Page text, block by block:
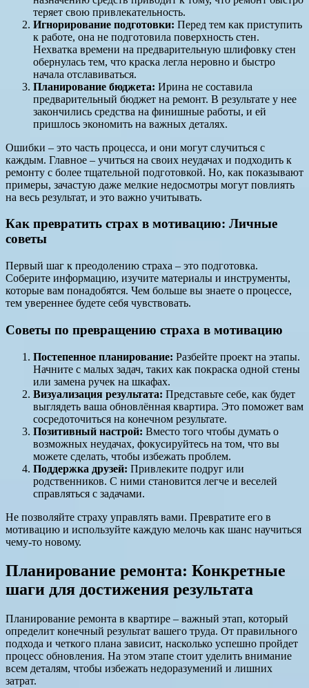
теряет свою привлекательность.
Игнорирование подготовки: Перед тем как приступить
к работе, она не подготовила поверхность стен.
Нехватка времени на предварительную шлифовку стен
обернулась тем, что краска легла неровно и быстро
начала отславиваться.
Планирование бюджета: Ирина не составила
предварительный бюджет на ремонт. В результате у нее
закончились средства на финишные работы, и ей
пришлось экономить на важных деталях.
Ошибки – это часть процесса, и они могут случиться с
каждым. Главное – учиться на своих неудачах и подходить к
ремонту с более тщательной подготовкой. Но, как показывают
примеры, зачастую даже мелкие недосмотры могут повлиять
на весь результат, и это важно учитывать.
Как превратить страх в мотивацию: Личные
советы
Первый шаг к преодолению страха – это подготовка.
Соберите информацию, изучите материалы и инструменты,
которые вам понадобятся. Чем больше вы знаете о процессе,
тем увереннее будете себя чувствовать.
Советы по превращению страха в мотивацию
Постепенное планирование: Разбейте проект на этапы.
Начните с малых задач, таких как покраска одной стены
или замена ручек на шкафах.
Визуализация результата: Представьте себе, как будет
выглядеть ваша обновлённая квартира. Это поможет вам
сосредоточиться на конечном результате.
Позитивный настрой: Вместо того чтобы думать о
возможных неудачах, фокусируйтесь на том, что вы
можете сделать, чтобы избежать проблем.
Поддержка друзей: Привлеките подруг или
родственников. С ними становится легче и веселей
справляться с задачами.
Не позволяйте страху управлять вами. Превратите его в
мотивацию и используйте каждую мелочь как шанс научиться
чему-то новому.
Планирование ремонта: Конкретные
шаги для достижения результата
Планирование ремонта в квартире – важный этап, который
определит конечный результат вашего труда. От правильного
подхода и четкого плана зависит, насколько успешно пройдет
процесс обновления. На этом этапе стоит уделить внимание
всем деталям, чтобы избежать недоразумений и лишних
затрат.